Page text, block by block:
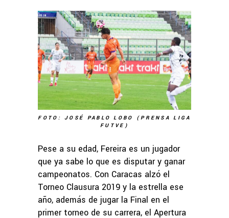
FOTO: JOSÉ PABLO LOBO (PRENSA LIGA
FUTVE)
Pese a su edad, Fereira es un jugador
que ya sabe lo que es disputar y ganar
campeonatos. Con Caracas alzó el
Torneo Clausura 2019 y la estrella ese
año, además de jugar la Final en el
primer torneo de su carrera, el Apertura